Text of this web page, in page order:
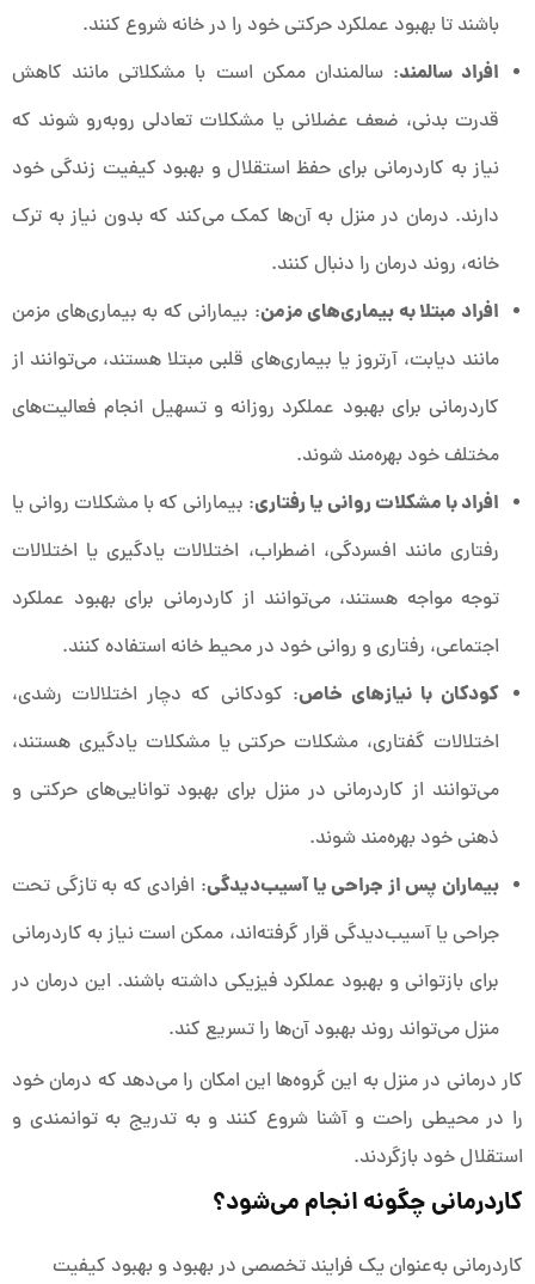
باشند تا بهبود عملکرد حرکتی خود را در خانه شروع کنند.
افراد سالمند: سالمندان ممکن است با مشکلاتی مانند کاهش
قدرت بدنی، ضعف عضلانی یا مشکلات تعادلی روبه‌رو شوند که
نیاز به کاردرمانی برای حفظ استقلال و بهبود کیفیت زندگی خود
دارند. درمان در منزل به آن‌ها کمک می‌کند که بدون نیاز به ترک
خانه، روند درمان را دنبال کنند.
افراد مبتلا به بیماری‌های مزمن: بیمارانی که به بیماری‌های مزمن
مانند دیابت، آرتروز یا بیماری‌های قلبی مبتلا هستند، می‌توانند از
کاردرمانی برای بهبود عملکرد روزانه و تسهیل انجام فعالیت‌های
مختلف خود بهره‌مند شوند.
افراد با مشکلات روانی یا رفتاری: بیمارانی که با مشکلات روانی یا
رفتاری مانند افسردگی، اضطراب، اختلالات یادگیری یا اختلالات
توجه مواجه هستند، می‌توانند از کاردرمانی برای بهبود عملکرد
اجتماعی، رفتاری و روانی خود در محیط خانه استفاده کنند.
کودکان با نیازهای خاص: کودکانی که دچار اختلالات رشدی،
اختلالات گفتاری، مشکلات حرکتی یا مشکلات یادگیری هستند،
می‌توانند از کاردرمانی در منزل برای بهبود توانایی‌های حرکتی و
ذهنی خود بهره‌مند شوند.
بیماران پس از جراحی یا آسیب‌دیدگی: افرادی که به تازگی تحت
جراحی یا آسیب‌دیدگی قرار گرفته‌اند، ممکن است نیاز به کاردرمانی
برای بازتوانی و بهبود عملکرد فیزیکی داشته باشند. این درمان در
منزل می‌تواند روند بهبود آن‌ها را تسریع کند.
کار درمانی در منزل به این گروه‌ها این امکان را می‌دهد که درمان خود
را در محیطی راحت و آشنا شروع کنند و به تدریج به توانمندی و
استقلال خود بازگردند.
کاردرمانی چگونه انجام می‌شود؟
کاردرمانی به‌عنوان یک فرایند تخصصی در بهبود و بهبود کیفیت